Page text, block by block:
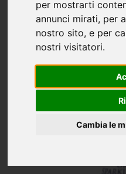
per mostrarti
annunci mirati, per
nostro sito, e per
nostri visitatori.
Cambia le